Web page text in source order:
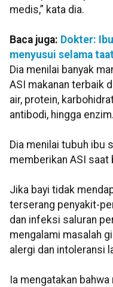
medis,” kata dia.
Baca juga: Dokter:
menyusui selama
Dia menilai banyak
ASI makanan terbaik
air, protein,
antibodi, hingga enzim.
Dia menilai tubuh ibu
memberikan ASI saat
Jika bayi tidak
terserang penyakit-
dan infeksi saluran
mengalami masalah
alergi dan intoleransi
Ia mengatakan